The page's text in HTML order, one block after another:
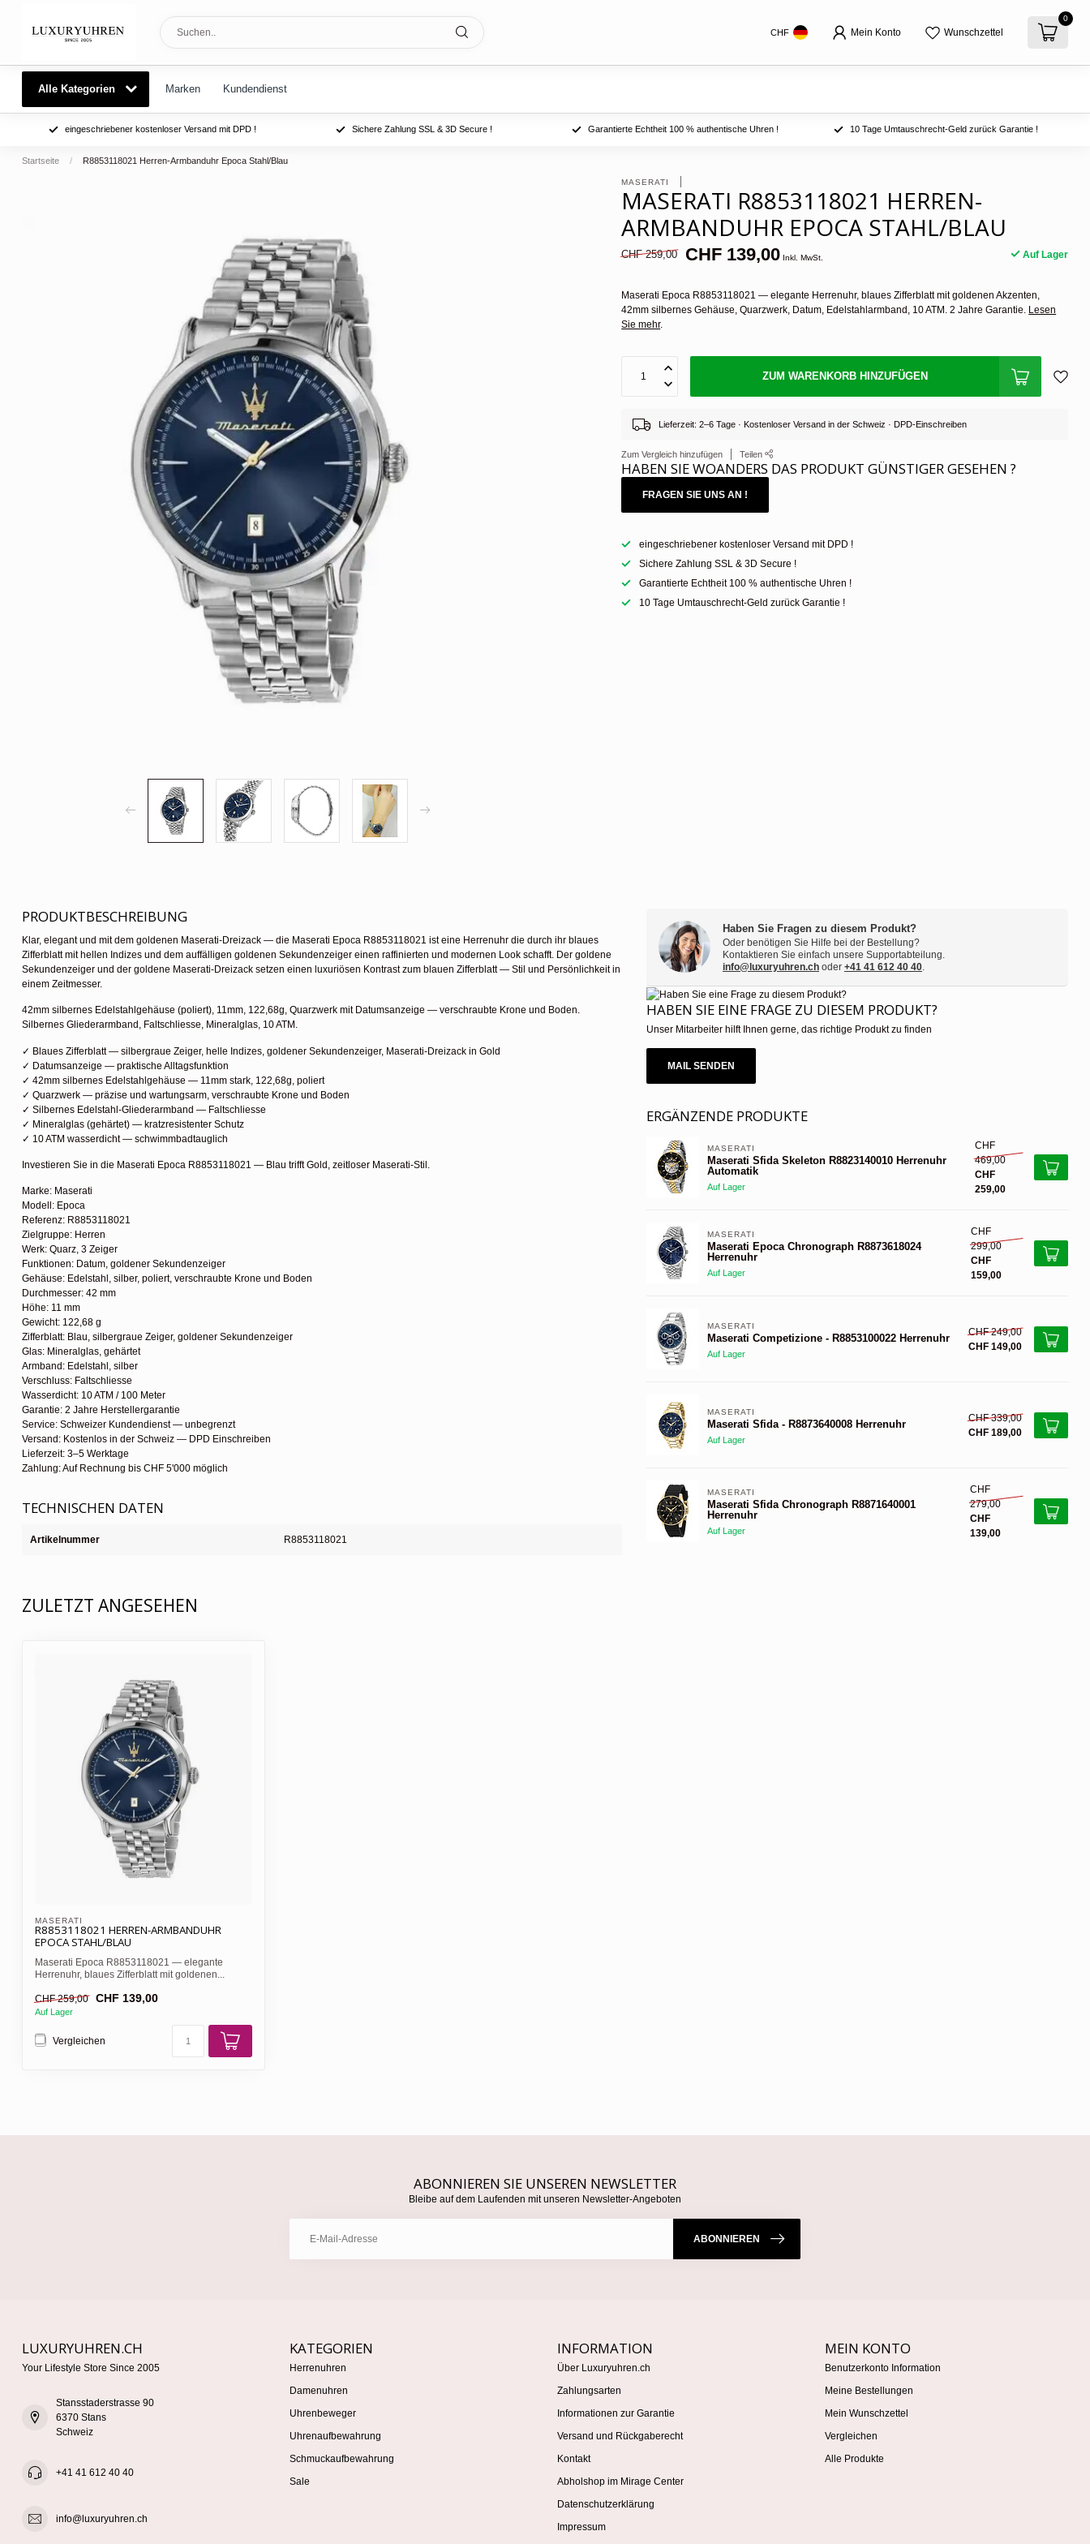
CHF Mein Konto Wunschzettel
0
Alle Kategorien Marken Kundendienst
eingeschriebener kostenloser Versand mit DPD ! Sichere Zahlung SSL & 3D Secure ! Garantierte Echtheit 100 % authentische Uhren ! 10 Tage Umtauschrecht-Geld zurück Garantie !
Startseite / R8853118021 Herren-Armbanduhr Epoca Stahl/Blau
MASERATI
MASERATI R8853118021 HERREN-
ARMBANDUHR EPOCA STAHL/BLAU
CHF 259,00 CHF 139,00 Inkl. MwSt. Auf Lager
Maserati Epoca R8853118021 — elegante Herrenuhr, blaues Zifferblatt mit goldenen Akzenten,
42mm silbernes Gehäuse, Quarzwerk, Datum, Edelstahlarmband, 10 ATM. 2 Jahre Garantie. Lesen
Sie mehr.
ZUM WARENKORB HINZUFÜGEN
Lieferzeit: 2–6 Tage · Kostenloser Versand in der Schweiz · DPD-Einschreiben
Zum Vergleich hinzufügen Teilen
HABEN SIE WOANDERS DAS PRODUKT GÜNSTIGER GESEHEN ?
FRAGEN SIE UNS AN !
eingeschriebener kostenloser Versand mit DPD !
Sichere Zahlung SSL & 3D Secure !
Garantierte Echtheit 100 % authentische Uhren !
10 Tage Umtauschrecht-Geld zurück Garantie !
PRODUKTBESCHREIBUNG
Klar, elegant und mit dem goldenen Maserati-Dreizack — die Maserati Epoca R8853118021 ist eine Herrenuhr die durch ihr blaues
Zifferblatt mit hellen Indizes und dem auffälligen goldenen Sekundenzeiger einen raffinierten und modernen Look schafft. Der goldene
Sekundenzeiger und der goldene Maserati-Dreizack setzen einen luxuriösen Kontrast zum blauen Zifferblatt — Stil und Persönlichkeit in
einem Zeitmesser.
42mm silbernes Edelstahlgehäuse (poliert), 11mm, 122,68g, Quarzwerk mit Datumsanzeige — verschraubte Krone und Boden.
Silbernes Gliederarmband, Faltschliesse, Mineralglas, 10 ATM.
✓ Blaues Zifferblatt — silbergraue Zeiger, helle Indizes, goldener Sekundenzeiger, Maserati-Dreizack in Gold
✓ Datumsanzeige — praktische Alltagsfunktion
✓ 42mm silbernes Edelstahlgehäuse — 11mm stark, 122,68g, poliert
✓ Quarzwerk — präzise und wartungsarm, verschraubte Krone und Boden
✓ Silbernes Edelstahl-Gliederarmband — Faltschliesse
✓ Mineralglas (gehärtet) — kratzresistenter Schutz
✓ 10 ATM wasserdicht — schwimmbadtauglich
Investieren Sie in die Maserati Epoca R8853118021 — Blau trifft Gold, zeitloser Maserati-Stil.
Marke: Maserati
Modell: Epoca
Referenz: R8853118021
Zielgruppe: Herren
Werk: Quarz, 3 Zeiger
Funktionen: Datum, goldener Sekundenzeiger
Gehäuse: Edelstahl, silber, poliert, verschraubte Krone und Boden
Durchmesser: 42 mm
Höhe: 11 mm
Gewicht: 122,68 g
Zifferblatt: Blau, silbergraue Zeiger, goldener Sekundenzeiger
Glas: Mineralglas, gehärtet
Armband: Edelstahl, silber
Verschluss: Faltschliesse
Wasserdicht: 10 ATM / 100 Meter
Garantie: 2 Jahre Herstellergarantie
Service: Schweizer Kundendienst — unbegrenzt
Versand: Kostenlos in der Schweiz — DPD Einschreiben
Lieferzeit: 3–5 Werktage
Zahlung: Auf Rechnung bis CHF 5'000 möglich
TECHNISCHEN DATEN
Artikelnummer R8853118021
Haben Sie Fragen zu diesem Produkt?
Oder benötigen Sie Hilfe bei der Bestellung?
Kontaktieren Sie einfach unsere Supportabteilung.
info@luxuryuhren.ch oder +41 41 612 40 40.
HABEN SIE EINE FRAGE ZU DIESEM PRODUKT?
Unser Mitarbeiter hilft Ihnen gerne, das richtige Produkt zu finden
MAIL SENDEN
ERGÄNZENDE PRODUKTE
MASERATI
Maserati Sfida Skeleton R8823140010 Herrenuhr
Automatik
Auf Lager
CHF
469,00
CHF
259,00
MASERATI
Maserati Epoca Chronograph R8873618024
Herrenuhr
Auf Lager
CHF
299,00
CHF
159,00
MASERATI
Maserati Competizione - R8853100022 Herrenuhr
Auf Lager
CHF 249,00
CHF 149,00
MASERATI
Maserati Sfida - R8873640008 Herrenuhr
Auf Lager
CHF 339,00
CHF 189,00
MASERATI
Maserati Sfida Chronograph R8871640001
Herrenuhr
Auf Lager
CHF
279,00
CHF
139,00
ZULETZT ANGESEHEN
MASERATI
R8853118021 HERREN-ARMBANDUHR
EPOCA STAHL/BLAU
Maserati Epoca R8853118021 — elegante
Herrenuhr, blaues Zifferblatt mit goldenen...
CHF 259,00 CHF 139,00
Auf Lager
Vergleichen
ABONNIEREN SIE UNSEREN NEWSLETTER
Bleibe auf dem Laufenden mit unseren Newsletter-Angeboten
ABONNIEREN
LUXURYUHREN.CH
Your Lifestyle Store Since 2005
Stansstaderstrasse 90
6370 Stans
Schweiz
+41 41 612 40 40
info@luxuryuhren.ch
KATEGORIEN
Herrenuhren
Damenuhren
Uhrenbeweger
Uhrenaufbewahrung
Schmuckaufbewahrung
Sale
INFORMATION
Über Luxuryuhren.ch
Zahlungsarten
Informationen zur Garantie
Versand und Rückgaberecht
Kontakt
Abholshop im Mirage Center
Datenschutzerklärung
Impressum
MEIN KONTO
Benutzerkonto Information
Meine Bestellungen
Mein Wunschzettel
Vergleichen
Alle Produkte